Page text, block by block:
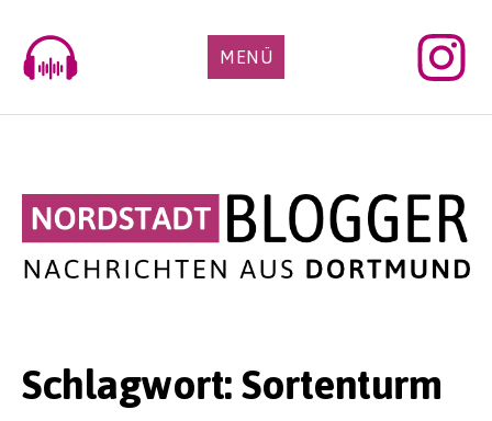
content
MENÜ
Schlagwort:Sortenturm